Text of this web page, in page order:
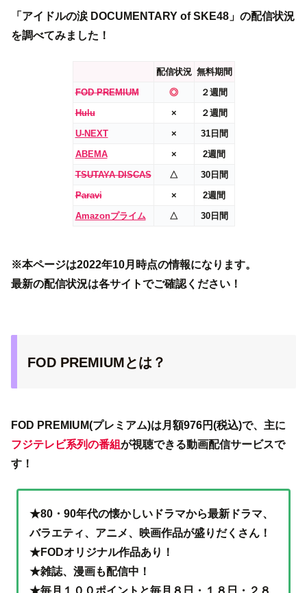
「アイドルの涙 DOCUMENTARY of SKE48」の配信状況
を調べてみました！
配信状況 無料期間
FOD PREMIUM
◎
２週間
Hulu
×
２週間
U-NEXT
×
31日間
ABEMA
×
2週間
TSUTAYA DISCAS
△
30日間
Paravi
×
2週間
Amazonプライム
△ 30日間
※本ページは2022年10月時点の情報になります。
最新の配信状況は各サイトでご確認ください！
FOD PREMIUMとは？
FOD PREMIUM(プレミアム)は月額976円(税込)で、主に
フジテレビ系列の番組が視聴できる動画配信サービスで
す！
★80・90年代の懐かしいドラマから最新ドラマ、
バラエティ、アニメ、映画作品が盛りだくさん！
★FODオリジナル作品あり！
★雑誌、漫画も配信中！
★毎月１００ポイントと毎月８日・１８日・２８